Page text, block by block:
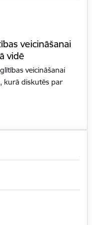
veicināšanai
vidē
veicināšanai
kurā diskutēs par